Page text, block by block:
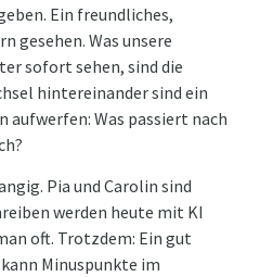
Ein freundliches,
gesehen. Was unsere
sofort sehen, sind die
hintereinander sind ein
aufwerfen: Was passiert nach
Pia und Carolin sind
werden heute mit KI
oft. Trotzdem: Ein gut
Minuspunkte im